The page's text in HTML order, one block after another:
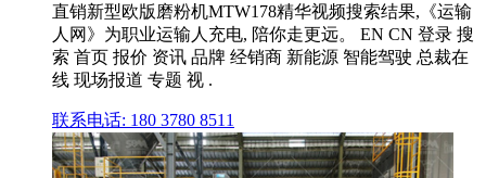
直销新型欧版磨粉机MTW178精华视频搜索结果,《运输
人网》为职业运输人充电, 陪你走更远。 EN CN 登录 搜
索 首页 报价 资讯 品牌 经销商 新能源 智能驾驶 总裁在
线 现场报道 专题 视 .
联系电话: 180 3780 8511